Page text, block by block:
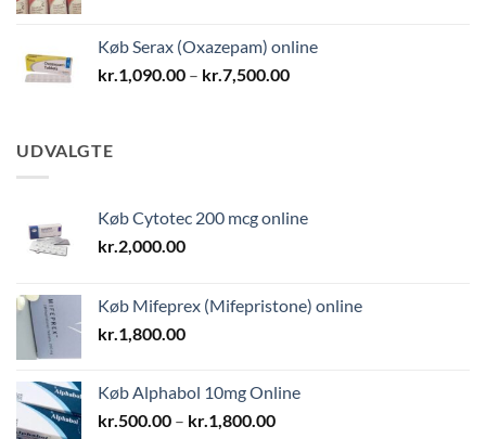
kr.9,000.00
Køb Serax (Oxazepam) online
kr.1,090.00 – kr.7,500.00Prisinterval:
UDVALGTE
Køb Cytotec 200 mcg online
kr.2,000.00
Køb Mifeprex (Mifepristone) online
kr.1,800.00
Køb Alphabol 10mg Online
kr.500.00 – kr.1,800.00Prisinterval: